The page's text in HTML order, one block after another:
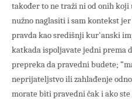
također to ne traži ni od onih koji
nužno naglasiti i sam kontekst
pravda kao središnji kur'anski
katkada ispoljavate jedni prema
prepreka da pravedni budete;
neprijateljstvo ili zahlađenje
morate biti pravedni čak i ako